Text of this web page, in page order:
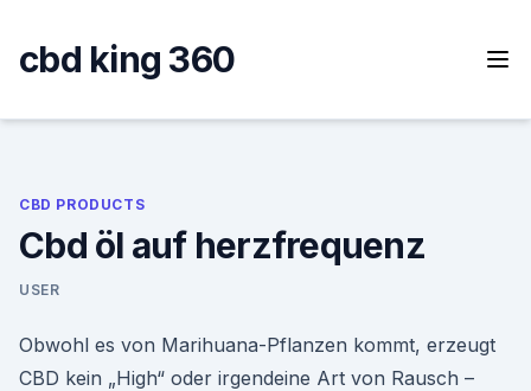
content
cbd king 360
CBD PRODUCTS
Cbd öl auf herzfrequenz
USER
Obwohl es von Marihuana-Pflanzen kommt, erzeugt
CBD kein „High“ oder irgendeine Art von Rausch –